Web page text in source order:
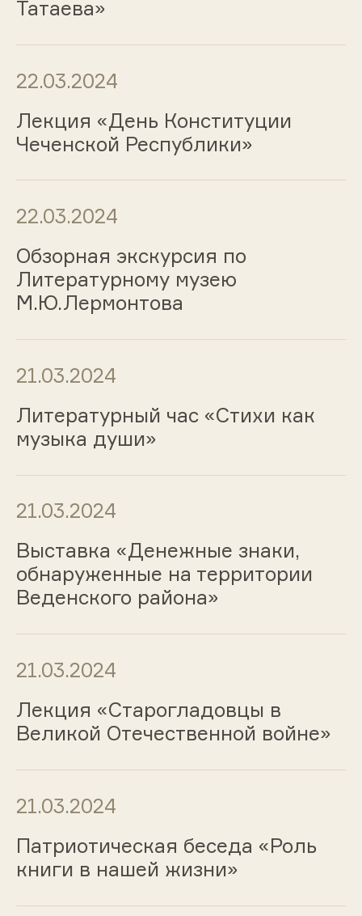
Татаева»
22.03.2024
Лекция «День Конституции
Чеченской Республики»
22.03.2024
Обзорная экскурсия по
Литературному музею
М.Ю.Лермонтова
21.03.2024
Литературный час «Стихи как
музыка души»
21.03.2024
Выставка «Денежные знаки,
обнаруженные на территории
Веденского района»
21.03.2024
Лекция «Старогладовцы в
Великой Отечественной войне»
21.03.2024
Патриотическая беседа «Роль
книги в нашей жизни»